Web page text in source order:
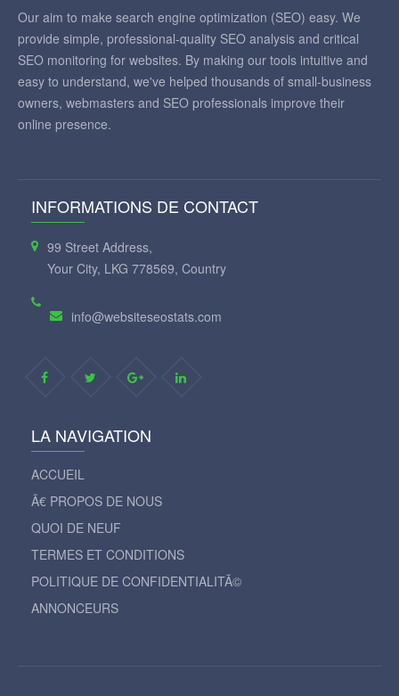
Our aim to make search engine optimization (SEO) easy. We
provide simple, professional-quality SEO analysis and critical
SEO monitoring for websites. By making our tools intuitive and
easy to understand, we've helped thousands of small-business
owners, webmasters and SEO professionals improve their
online presence.
INFORMATIONS DE CONTACT
99 Street Address,
Your City, LKG 778569, Country
info@websiteseostats.com
LA NAVIGATION
ACCUEIL
Ã€ PROPOS DE NOUS
QUOI DE NEUF
TERMES ET CONDITIONS
POLITIQUE DE CONFIDENTIALITÃ©
ANNONCEURS